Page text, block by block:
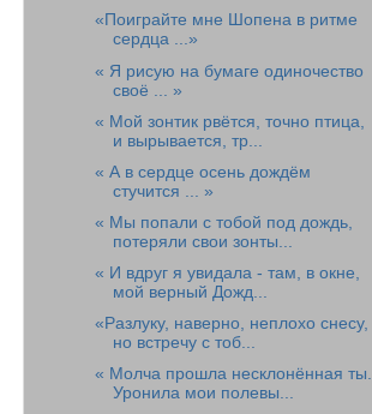
«Поиграйте мне Шопена в ритме
сердца ...»
« Я рисую на бумаге одиночество
своё ... »
« Мой зонтик рвётся, точно птица,
и вырывается, тр...
« А в сердце осень дождём
стучится ... »
« Мы попали с тобой под дождь,
потеряли свои зонты...
« И вдруг я увидала - там, в окне,
мой верный Дожд...
«Разлуку, наверно, неплохо снесу,
но встречу с тоб...
« Молча прошла несклонённая ты.
Уронила мои полевы...